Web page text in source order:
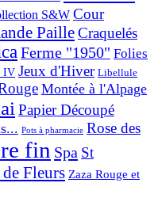
S&W Cour
PailleCraquelés
Ferme "1950" Folies
IV Jeux d'Hiver Libellule
Montée à l'Alpage
Papier Découpé
Pots à pharmacie Rose des
fin Spa St
Fleurs Zaza Rouge et